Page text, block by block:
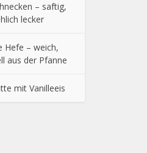
– saftig,
lecker
Hefe – weich,
aus der Pfanne
mit Vanilleeis